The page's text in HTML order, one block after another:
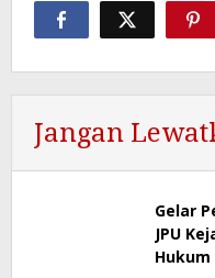
Jangan
Gelar
JPU
Hukum